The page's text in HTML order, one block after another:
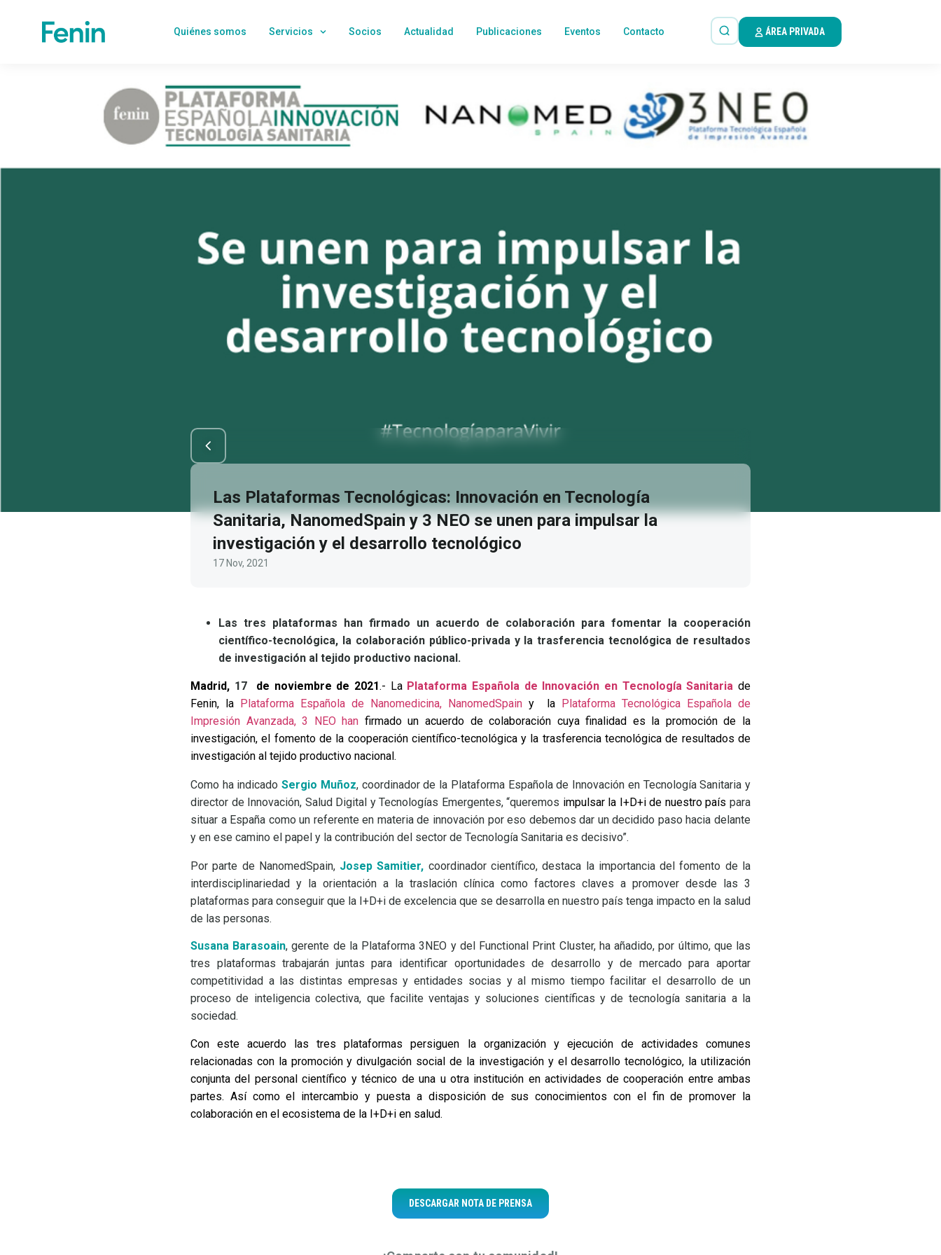
Quiénes somos Servicios Socios Actualidad Publicaciones Eventos Contacto ÁREA PRIVADA
Las Plataformas Tecnológicas: Innovación en Tecnología
Sanitaria, NanomedSpain y 3 NEO se unen para impulsar la
investigación y el desarrollo tecnológico
17 Nov, 2021
Las tres plataformas han firmado un acuerdo de colaboración para fomentar la cooperación
científico-tecnológica, la colaboración público-privada y la trasferencia tecnológica de resultados
de investigación al tejido productivo nacional.
Madrid, 17 de noviembre de 2021.- La Plataforma Española de Innovación en Tecnología Sanitaria de
Fenin, la Plataforma Española de Nanomedicina, NanomedSpain y la Plataforma Tecnológica Española de
Impresión Avanzada, 3 NEOhan firmado un acuerdo de colaboración cuya finalidad es la promoción de la
investigación, el fomento de la cooperación científico-tecnológica y la trasferencia tecnológica de resultados de
investigación al tejido productivo nacional.
Como ha indicadoSergio Muñoz, coordinador de la Plataforma Española de Innovación en Tecnología Sanitaria y
director de Innovación, Salud Digital y Tecnologías Emergentes, “queremos impulsar la I+D+i de nuestro país para
situar a España como un referente en materia de innovación por eso debemos dar un decidido paso hacia delante
y en ese camino el papel y la contribución del sector de Tecnología Sanitaria es decisivo”.
Por parte de NanomedSpain, Josep Samitier, coordinador científico, destaca la importancia del fomento de la
interdisciplinariedad y la orientación a la traslación clínica como factores claves a promover desde las 3
plataformas para conseguir que la I+D+i de excelencia que se desarrolla en nuestro país tenga impacto en la salud
de las personas.
Susana Barasoain, gerente de la Plataforma 3NEO y del Functional Print Cluster, ha añadido, por último, que las
tres plataformas trabajarán juntas para identificar oportunidades de desarrollo y de mercado para aportar
competitividad a las distintas empresas y entidades socias y al mismo tiempo facilitar el desarrollo de un
proceso de inteligencia colectiva, que facilite ventajas y soluciones científicas y de tecnología sanitaria a la
sociedad.
Con este acuerdo las tres plataformas persiguen la organización y ejecución de actividades comunes
relacionadas con la promoción y divulgación social de la investigación y el desarrollo tecnológico, la utilización
conjunta del personal científico y técnico de una u otra institución en actividades de cooperación entre ambas
partes. Así como el intercambio y puesta a disposición de sus conocimientos con el fin de promover la
colaboración en el ecosistema de la I+D+i en salud.
DESCARGAR NOTA DE PRENSA